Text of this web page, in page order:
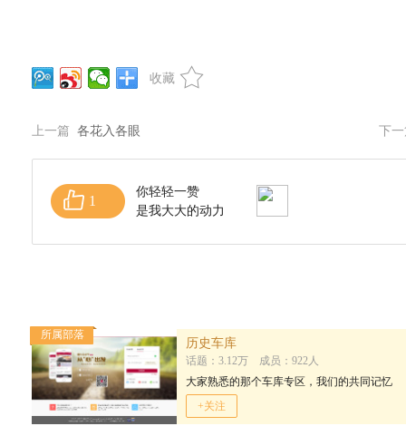
收藏
上一篇 各花入各眼 下
1
你轻轻一赞
是我大大的动力
所属部落
历史车库
话题：3.12万 成员：922人
大家熟悉的那个车库专区，我们的共同记忆
+关注